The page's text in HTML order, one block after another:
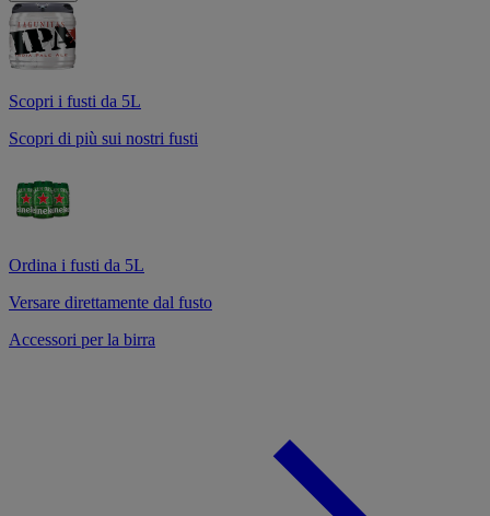
Scopri i fusti da 5L
Scopri di più sui nostri fusti
Ordina i fusti da 5L
Versare direttamente dal fusto
Accessori per la birra